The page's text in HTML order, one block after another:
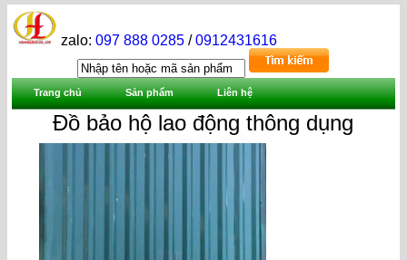
zalo:097 888 0285 /0912431616
Trang chủ Sản phẩm Liên hệ
Đồ bảo hộ lao động thông dụng